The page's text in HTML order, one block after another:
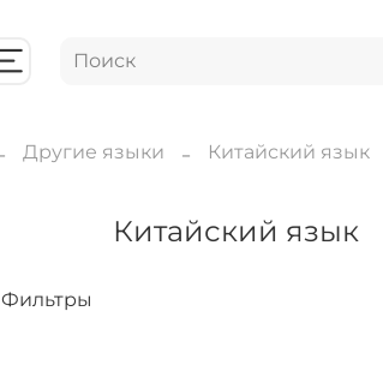
Другие языки Китайский язык
Китайский язык
Фильтры